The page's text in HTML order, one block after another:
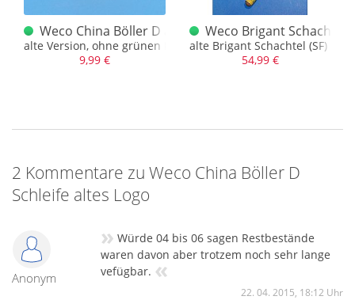
Logo / 90er Böller
Weco China Böller D altes Logo / 90er Böller
alte Version, ohne grünen Punkt auf dem Cover
9,99 €
Weco Brigant Schachtel
alte Brigant Schachtel (SF) in
54,99 €
2 Kommentare zu Weco China Böller D
Schleife altes Logo
Anonym
» Würde 04 bis 06 sagen Restbestände
waren davon aber trotzem noch sehr lange
vefügbar. «
22. 04. 2015, 18:12 Uhr